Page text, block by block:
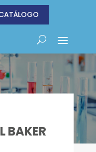
BAKER